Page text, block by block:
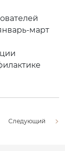
март
Следующий